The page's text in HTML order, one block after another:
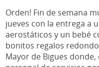
Orden! Fin de semana
jueves con la entrega a
aerostáticos y un bebé
bonitos regalos
Mayor de Bigues